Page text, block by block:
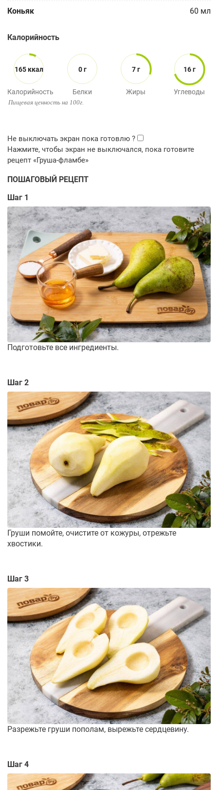
Коньяк 60 мл
Калорийность
165 ккал
Калорийность
0 г
Белки
7 г
Жиры
16 г
Углеводы
Пищевая ценность на 100г.
ПОШАГОВЫЙ РЕЦЕПТ
Шаг 1
Подготовьте все ингредиенты.
Шаг 2
Груши помойте, очистите от кожуры, отрежьте
хвостики.
Шаг 3
Разрежьте груши пополам, вырежьте сердцевину.
Шаг 4